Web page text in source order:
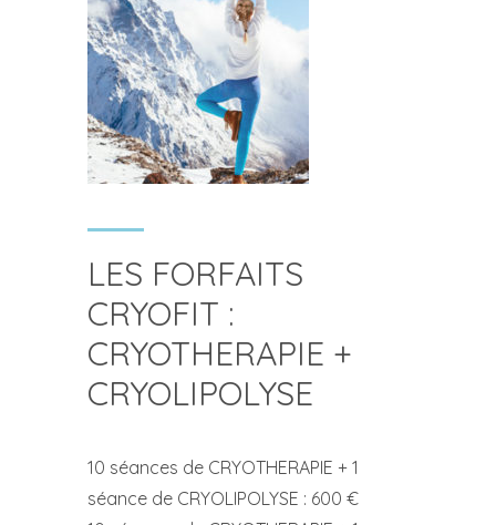
LES FORFAITS
CRYOFIT :
CRYOTHERAPIE +
CRYOLIPOLYSE
10 séances de CRYOTHERAPIE + 1
séance de CRYOLIPOLYSE : 600 €